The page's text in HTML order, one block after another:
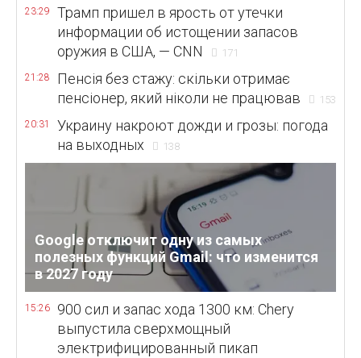
23:29
Трамп пришел в ярость от утечки
информации об истощении запасов
оружия в США, — CNN
171
21:28
Пенсія без стажу: скільки отримає
пенсіонер, який ніколи не працював
153
20:31
Украину накроют дожди и грозы: погода
на выходных
138
Google отключит одну из самых
полезных функций Gmail: что изменится
в 2027 году
15:26
900 сил и запас хода 1300 км: Chery
выпустила сверхмощный
электрифицированный пикап